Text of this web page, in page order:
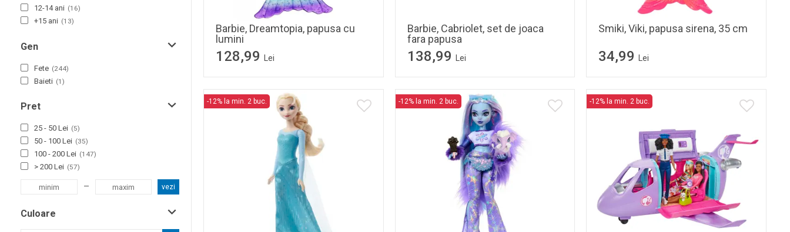
12-14 ani (16)
+15 ani (13)
Gen
Fete (244)
Baieti (1 )
Pret
25 - 50 Lei (5)
50 - 100 Lei (35)
100 - 200 Lei (147)
> 200 Lei (57)
– vezi
Culoare
Barbie, Dreamtopia, papusa cu
lumini
128,99 Lei
Barbie, Cabriolet, set de joaca
fara papusa
138,99 Lei
Smiki, Viki, papusa sirena, 35 cm
34,99 Lei
-12% la min. 2 buc. -12% la min. 2 buc. -12% la min. 2 buc.